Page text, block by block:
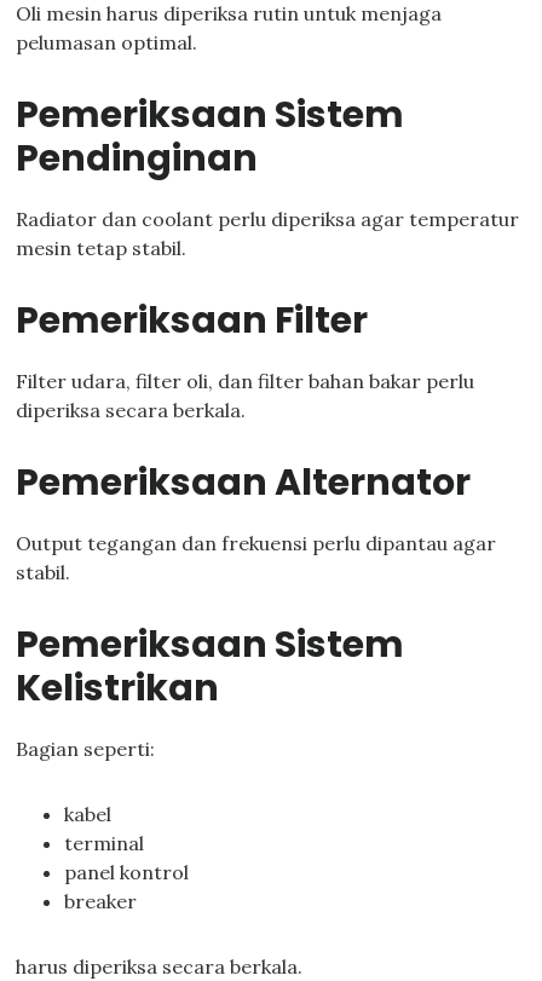
Oli mesin harus diperiksa rutin untuk menjaga
pelumasan optimal.
Pemeriksaan Sistem
Pendinginan
Radiator dan coolant perlu diperiksa agar temperatur
mesin tetap stabil.
Pemeriksaan Filter
Filter udara, filter oli, dan filter bahan bakar perlu
diperiksa secara berkala.
Pemeriksaan Alternator
Output tegangan dan frekuensi perlu dipantau agar
stabil.
Pemeriksaan Sistem
Kelistrikan
Bagian seperti:
kabel
terminal
panel kontrol
breaker
harus diperiksa secara berkala.